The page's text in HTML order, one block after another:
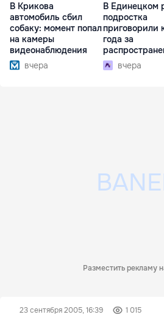
В Крикова
автомобиль сбил
собаку: момент попал
на камеры
видеонаблюдения
вчера
В Единецком
подростка
приговорили
года за
наркотиков
вчера
Разместить рекламу
23 сентября 2005, 16:39 1 015